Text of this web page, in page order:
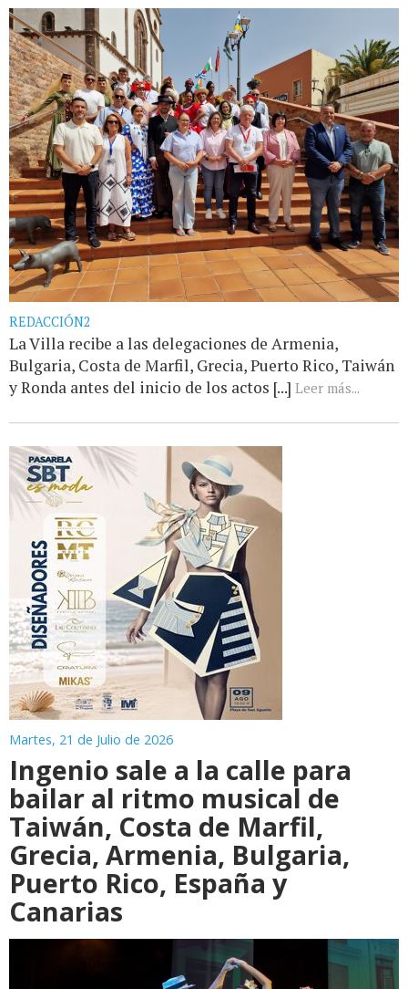
REDACCIÓN2
La Villa recibe a las delegaciones de Armenia,
Bulgaria, Costa de Marfil, Grecia, Puerto Rico, Taiwán
y Ronda antes del inicio de los actos [...] Leer más...
Martes, 21 de Julio de 2026
Ingenio sale a la calle para
bailar al ritmo musical de
Taiwán, Costa de Marfil,
Grecia, Armenia, Bulgaria,
Puerto Rico, España y
Canarias